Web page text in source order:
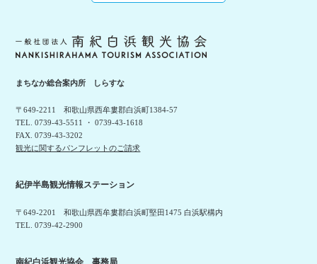
まちなか総合案内所 しらすな
〒649-2211 和歌山県西牟婁郡白浜町1384-57
TEL. 0739-43-5511 ・ 0739-43-1618
FAX. 0739-43-3202
観光に関するパンフレットのご請求
紀伊半島観光情報ステーション
〒649-2201 和歌山県西牟婁郡白浜町堅田1475 白浜駅構内
TEL. 0739-42-2900